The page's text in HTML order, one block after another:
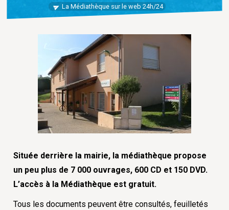
La Médiathèque sur le web 24h/24
Située derrière la mairie, la médiathèque propose
un peu plus de 7 000 ouvrages, 600 CD et 150 DVD.
L’accès à la Médiathèque est gratuit.
Tous les documents peuvent être consultés, feuilletés